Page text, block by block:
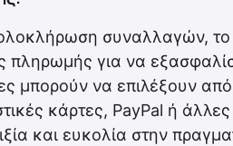
συναλλαγών,
πληρωμής για να
μπορούν να επιλέξουν
κάρτες, PayPal ή
και ευκολία στην